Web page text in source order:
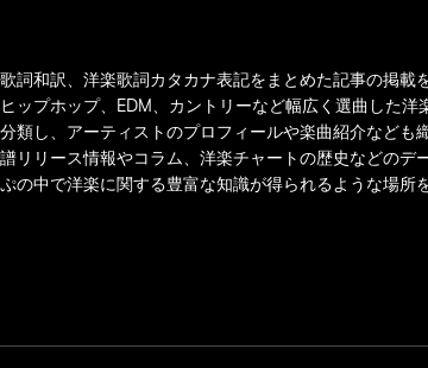
詞和訳、洋楽歌詞カタカナ表記をまとめた記事の掲載
ップホップ、EDM、カントリーなど幅広く選曲した洋
類し、アーティストのプロフィールや楽曲紹介なども
リリース情報やコラム、洋楽チャートの歴史などのデ
の中で洋楽に関する豊富な知識が得られるような場所